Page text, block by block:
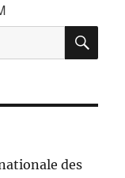
des